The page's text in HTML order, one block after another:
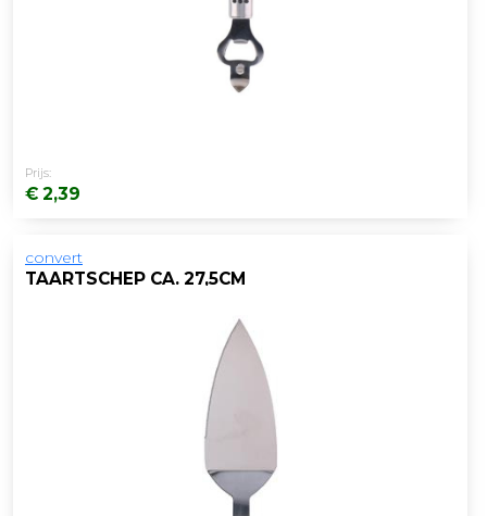
Prijs:
€ 2,39
convert
TAARTSCHEP CA. 27,5CM